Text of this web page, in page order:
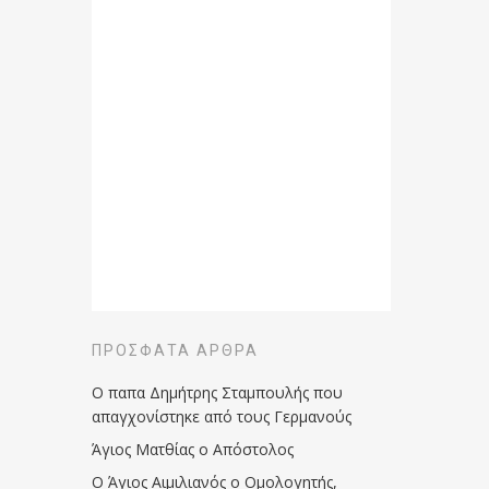
ΠΡΌΣΦΑΤΑ ΆΡΘΡΑ
Ο παπα Δημήτρης Σταμπουλής που
απαγχονίστηκε από τους Γερμανούς
Άγιος Ματθίας ο Απόστολος
Ο Άγιος Αιμιλιανός ο Ομολογητής,